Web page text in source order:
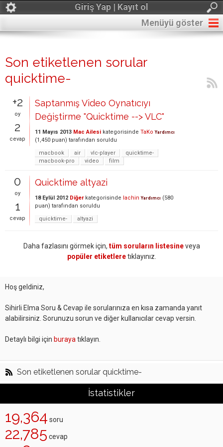
Giriş Yap | Kayıt ol
Menüyü göster
Son etiketlenen sorular
quicktime-
+2
oy
2
cevap
Saptanmış Video Oynatıcıyı
Değiştirme "Quicktime --> VLC"
11 Mayıs 2013 Mac Ailesi kategorisinde TaKo Yardımcı
(1,450 puan) tarafından soruldu
macbook
air vlc-player
quicktime-
macbook-pro
video film
0
oy
1
cevap
Quicktime altyazi
18 Eylül 2012 Diğerkategorisinde lachin Yardımcı (580
puan) tarafından soruldu
quicktime-
altyazi
Daha fazlasını görmek için, tüm soruların listesineveya
popüler etiketleretıklayınız.
Hoş geldiniz,
Sihirli Elma Soru & Cevap ile sorularınıza en kısa zamanda yanıt
alabilirsiniz. Sorunuzu sorun ve diğer kullanıcılar cevap versin.
Detaylı bilgi için buraya tıklayın.
Son etiketlenen sorular quicktime-
İstatistikler
19,364 soru
22,785 cevap